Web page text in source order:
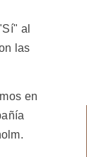
al
las
en